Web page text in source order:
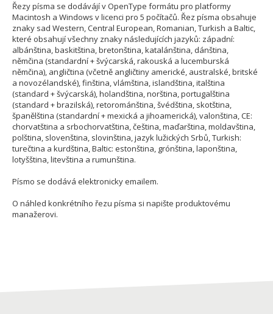
Řezy písma se dodávájí v OpenType formátu pro platformy
Macintosh a Windows v licenci pro 5 počítačů. Řez písma obsahuje
znaky sad Western, Central European, Romanian, Turkish a Baltic,
které obsahují všechny znaky následujících jazyků: západní:
albánština, baskitština, bretonština, katalánština, dánština,
němčina (standardní + švýcarská, rakouská a lucemburská
němčina), angličtina (včetně angličtiny americké, australské, britské
a novozélandské), finština, vlámština, islandština, italština
(standard + švýcarská), holandština, norština, portugalština
(standard + brazilská), retorománština, švédština, skotština,
španělština (standardní + mexická a jihoamerická), valonština, CE:
chorvatština a srbochorvatština, čeština, maďarština, moldavština,
polština, slovenština, slovinština, jazyk lužických Srbů, Turkish:
turečtina a kurdština, Baltic: estonština, grónština, laponština,
lotyšština, litevština a rumunština.
Písmo se dodává elektronicky emailem.
O náhled konkrétního řezu písma si napište produktovému
manažerovi.